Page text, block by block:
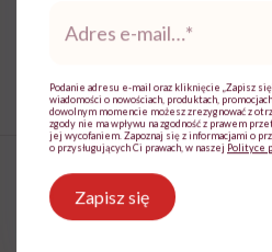
problemów ze
*
Podanie adresu e-mail oraz kliknięcie „Zapisz
wiadomości o nowościach, produktach,
dowolnym momencie możesz zrezygnować z
zgody nie ma wpływu na zgodność z prawem
jej wycofaniem. Zapoznaj się z informacjami o
o przysługujących Ci prawach, w naszej Polityce
Zapisz się